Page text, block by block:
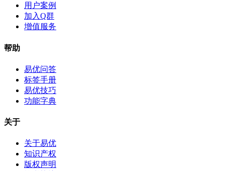
用户案例
加入Q群
增值服务
帮助
易优问答
标签手册
易优技巧
功能字典
关于
关于易优
知识产权
版权声明